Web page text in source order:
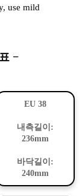
use mild
−
EU 38
내측길이:
236mm
바닥길이:
240mm